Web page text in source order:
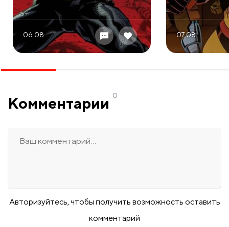
06.08 07.08
Комментарии 0
Авторизуйтесь, чтобы получить возможность оставить
комментарий